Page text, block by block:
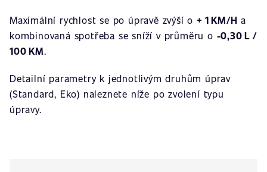
Maximální rychlost se po úpravě zvýší o + 1 KM/H a
kombinovaná spotřeba se sníží v průměru o -0,30 L /
100 KM.
Detailní parametry k jednotlivým druhům úprav
(Standard, Eko) naleznete níže po zvolení typu
úpravy.